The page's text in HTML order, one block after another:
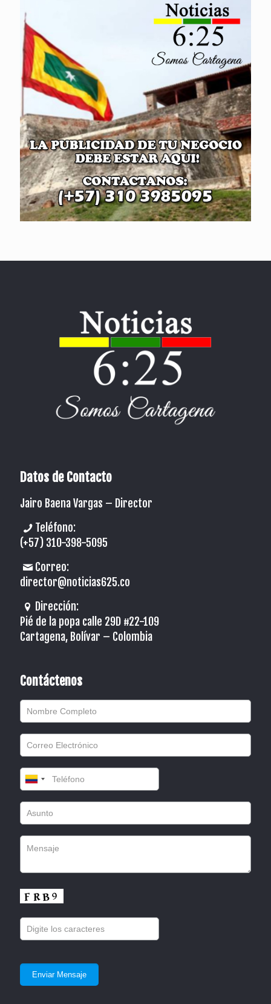
Datos de Contacto
Jairo Baena Vargas – Director
Teléfono:
(+57) 310-398-5095
Correo:
director@noticias625.co
Dirección:
Pié de la popa calle 29D #22-109
Cartagena, Bolívar – Colombia
Contáctenos